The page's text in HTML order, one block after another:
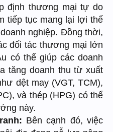
định thương mại tự do
tiếp tục mang lại lợi thế
nghiệp. Đồng thời,
đối tác thương mại lớn
có thể giúp các doanh
tăng doanh thu từ xuất
dệt may (VGT, TCM),
và thép (HPG) có thể
này.
Bên cạnh đó, việc